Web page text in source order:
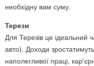
необхідну вам суму.
Терези
Для Терезів це ідеальний
авто). Доходи
наполегливої праці,